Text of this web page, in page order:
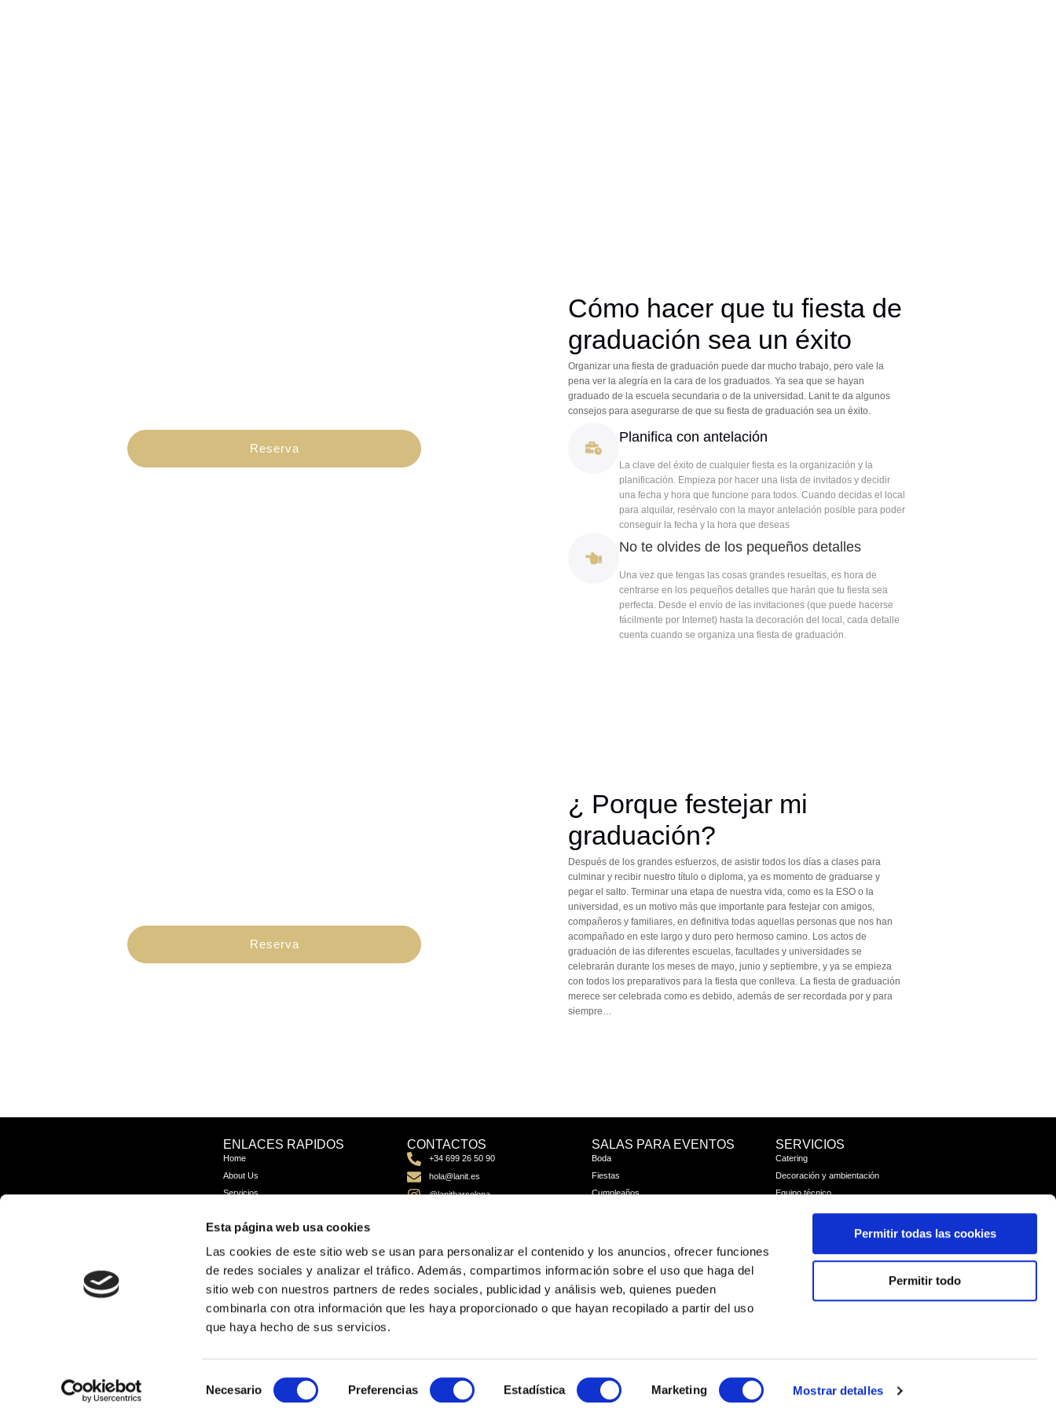
Esta página web usa cookies
Las cookies de este sitio web se usan para personalizar el contenido y los anuncios, ofrecer funciones
de redes sociales y analizar el tráfico. Además, compartimos información sobre el uso que haga del
sitio web con nuestros partners de redes sociales, publicidad y análisis web, quienes pueden
combinarla con otra información que les haya proporcionado o que hayan recopilado a partir del uso
que haya hecho de sus servicios.
de
Necesario Preferencias Estadística Marketing Mostrar detalles
Permitir todas las cookies
Permitir todo
Reserva
Cómo hacer que tu fiesta de
graduación sea un éxito
Organizar una fiesta de graduación puede dar mucho trabajo, pero vale la
pena ver la alegría en la cara de los graduados. Ya sea que se hayan
graduado de la escuela secundaria o de la universidad. Lanit te da algunos
consejos para asegurarse de que su fiesta de graduación sea un éxito.
Planifica con antelación
La clave del éxito de cualquier fiesta es la organización y la
planificación. Empieza por hacer una lista de invitados y decidir
una fecha y hora que funcione para todos. Cuando decidas el local
para alquilar, resérvalo con la mayor antelación posible para poder
conseguir la fecha y la hora que deseas
No te olvides de los pequeños detalles
Una vez que tengas las cosas grandes resueltas, es hora de
centrarse en los pequeños detalles que harán que tu fiesta sea
perfecta. Desde el envío de las invitaciones (que puede hacerse
fácilmente por Internet) hasta la decoración del local, cada detalle
cuenta cuando se organiza una fiesta de graduación.
Reserva
¿ Porque festejar mi
graduación?
Después de los grandes esfuerzos, de asistir todos los días a clases para
culminar y recibir nuestro título o diploma, ya es momento de graduarse y
pegar el salto. Terminar una etapa de nuestra vida, como es la ESO o la
universidad, es un motivo más que importante para festejar con amigos,
compañeros y familiares, en definitiva todas aquellas personas que nos han
acompañado en este largo y duro pero hermoso camino. Los actos de
graduación de las diferentes escuelas, facultades y universidades se
celebrarán durante los meses de mayo, junio y septiembre, y ya se empieza
con todos los preparativos para la fiesta que conlleva. La fiesta de graduación
merece ser celebrada como es debido, además de ser recordada por y para
siempre…
ENLACES RAPIDOS
Home
About Us
Servicios
FAQ
CONTACTOS
+34 699 26 50 90
hola@lanit.es
@lanitbarcelona
SALAS PARA EVENTOS
Boda
Fiestas
Cumpleaños
SERVICIOS
Catering
Decoración y ambientación
Equipo técnico
Enlaces de interés:
Terms & Conditions Cookies Policy ©2022 Lanit. Todos los derechos reservados.